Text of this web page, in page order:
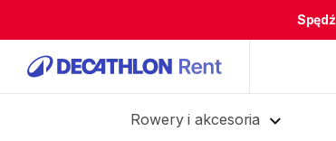
Rowery i akcesoria